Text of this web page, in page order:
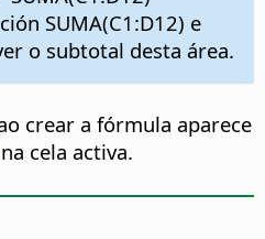
SUMA(C1:D12) e
o subtotal desta área.
crear a fórmula aparece
na cela activa.